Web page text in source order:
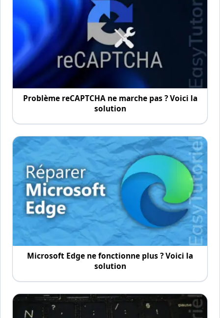
Problème reCAPTCHA ne marche pas ? Voici la
solution
Microsoft Edge ne fonctionne plus ? Voici la
solution